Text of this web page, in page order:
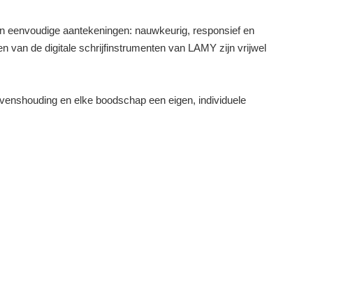
eenvoudige aantekeningen: nauwkeurig, responsief en
van de digitale schrijfinstrumenten van LAMY zijn vrijwel
en elke boodschap een eigen, individuele